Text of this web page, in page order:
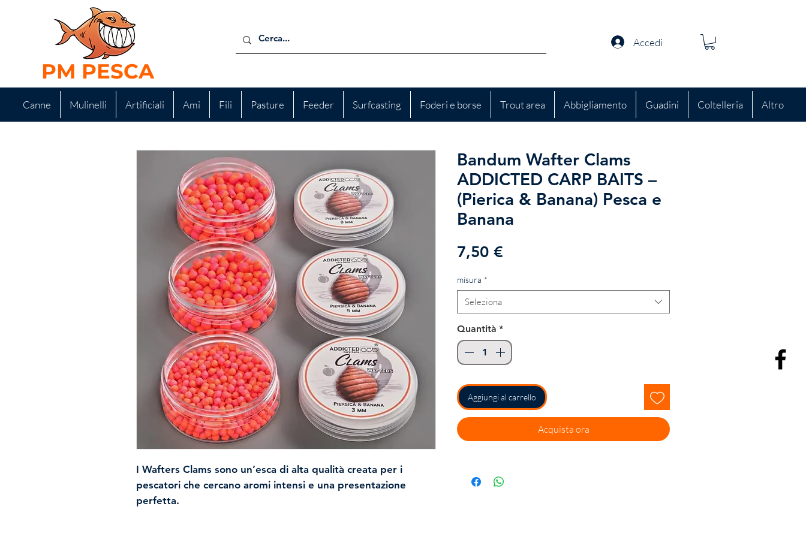
PM PESCA
Accedi
Canne Mulinelli Artificiali Ami Fili Pasture Feeder Surfcasting Foderi e borse Trout area Abbigliamento Guadini Coltelleria Altro
I Wafters Clams sono un’esca di alta qualità creata per i
pescatori che cercano aromi intensi e una presentazione
perfetta.
Bandum Wafter Clams
ADDICTED CARP BAITS –
(Pierica & Banana) Pesca e
Banana
7,50 €
misura *
Seleziona
Quantità *
Aggiungi al carrello
Acquista ora